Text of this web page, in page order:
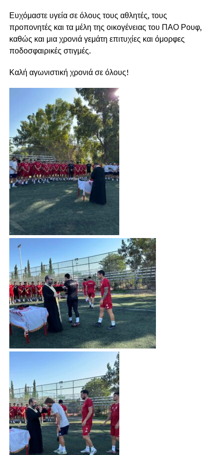
Ευχόμαστε υγεία σε όλους τους αθλητές, τους
προπονητές και τα μέλη της οικογένειας του ΠΑΟ Ρουφ,
καθώς και μια χρονιά γεμάτη επιτυχίες και όμορφες
ποδοσφαιρικές στιγμές.
Καλή αγωνιστική χρονιά σε όλους!